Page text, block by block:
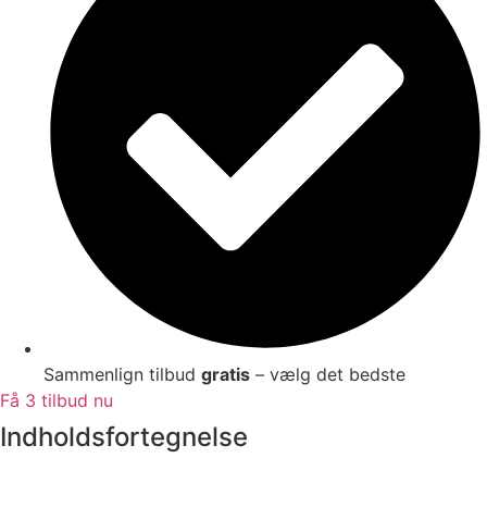
Sammenlign tilbud gratis – vælg det bedste
Få 3 tilbud nu
Indholdsfortegnelse